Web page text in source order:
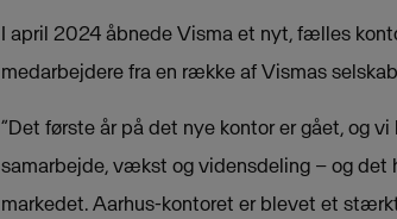
I april 2024 åbnede Visma et nyt, fælles
medarbejdere fra en række af Vismas
”Det første år på det nye kontor er gået, og
samarbejde, vækst og vidensdeling – og
markedet. Aarhus-kontoret er blevet et